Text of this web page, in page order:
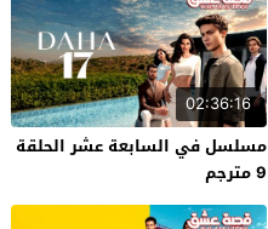
02:36:16
مسلسل في السابعة عشر الحلقة
9 مترجم